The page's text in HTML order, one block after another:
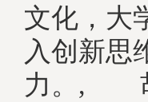
文化，大
入创新思
力。, 胡